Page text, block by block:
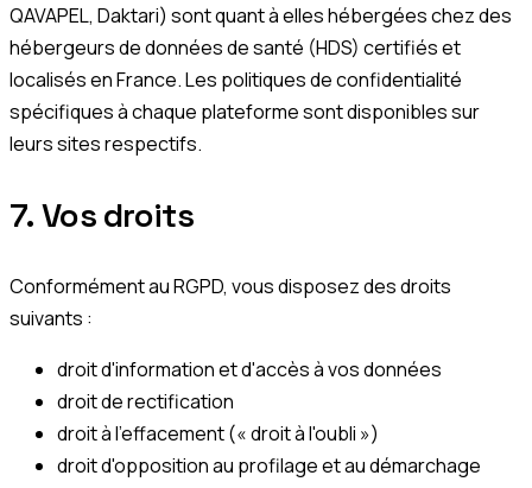
QAVAPEL, Daktari) sont quant à elles hébergées chez des
hébergeurs de données de santé (HDS) certifiés et
localisés en France. Les politiques de confidentialité
spécifiques à chaque plateforme sont disponibles sur
leurs sites respectifs.
7. Vos droits
Conformément au RGPD, vous disposez des droits
suivants :
droit d'information et d'accès à vos données
droit de rectification
droit à l'effacement (« droit à l'oubli »)
droit d'opposition au profilage et au démarchage